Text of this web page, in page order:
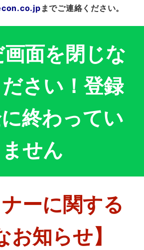
までご連絡ください。
面を閉じな
さい！ 登録
終わってい
ません
ーに関する
お知らせ】